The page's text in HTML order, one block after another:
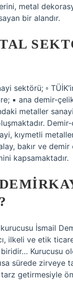
metal
bir alandır.
sektörü; ▫
▪ ana demir-
metaller
Demir-
kıymetli
bakır ve demir
kapsamaktadır.
İsmail
ilkeli ve etik
Kurucusu
sürede zirveye
getirmesiyle